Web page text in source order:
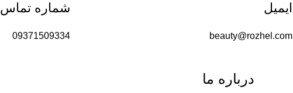
ایمیل
beauty@rozhel.com
شماره تماس
09371509334
درباره ما